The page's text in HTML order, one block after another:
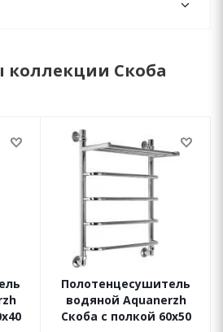
коллекции Скоба
Полотенцесушитель
водяной Aquanerzh
Скоба с полкой 60х50